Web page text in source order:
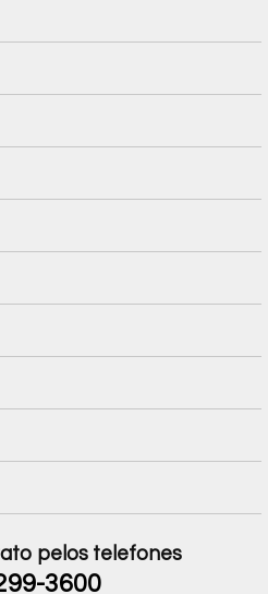
pelos telefones
3600